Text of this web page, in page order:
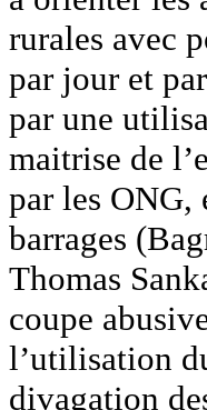
rurales avec
par jour et
par une
maitrise de
par les ONG,
barrages
Thomas
coupe
l’utilisation
divagation